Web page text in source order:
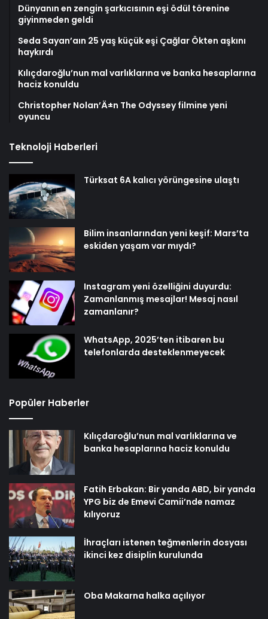
Dünyanın en zengin şarkıcısının eşi ödül törenine
giyinmeden geldi
Seda Sayan’aın 25 yaş küçük eşi Çağlar Ökten aşkını
haykırdı
Kılıçdaroğlu’nun mal varlıklarına ve banka hesaplarına
haciz konuldu
Christopher Nolan’Ä±n The Odyssey filmine yeni
oyuncu
Teknoloji Haberleri
Türksat 6A kalıcı yörüngesine ulaştı
Bilim insanlarından yeni keşif: Mars’ta
eskiden yaşam var mıydı?
Instagram yeni özelliğini duyurdu:
Zamanlanmış mesajlar! Mesaj nasıl
zamanlanır?
WhatsApp, 2025’ten itibaren bu
telefonlarda desteklenmeyecek
Popüler Haberler
Kılıçdaroğlu’nun mal varlıklarına ve
banka hesaplarına haciz konuldu
Fatih Erbakan: Bir yanda ABD, bir yanda
YPG biz de Emevi Camii’nde namaz
kılıyoruz
İhraçları istenen teğmenlerin dosyası
ikinci kez disiplin kurulunda
Oba Makarna halka açılıyor